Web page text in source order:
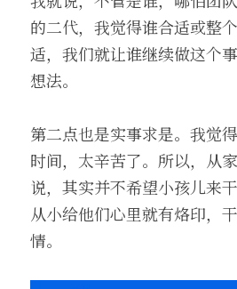
的二代，我觉得谁合适或整
适，我们就让谁继续做这个
想法。
第二点也是实事求是。我觉
时间，太辛苦了。所以，从
说，其实并不希望小孩儿来
从小给他们心里就有烙印，
情。